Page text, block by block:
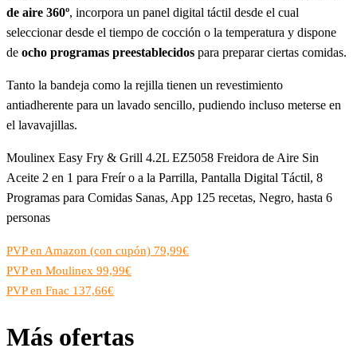
de aire 360º, incorpora un panel digital táctil desde el cual
seleccionar desde el tiempo de cocción o la temperatura y dispone
de ocho programas preestablecidos para preparar ciertas comidas.
Tanto la bandeja como la rejilla tienen un revestimiento
antiadherente para un lavado sencillo, pudiendo incluso meterse en
el lavavajillas.
Moulinex Easy Fry & Grill 4.2L EZ5058 Freidora de Aire Sin
Aceite 2 en 1 para Freír o a la Parrilla, Pantalla Digital Táctil, 8
Programas para Comidas Sanas, App 125 recetas, Negro, hasta 6
personas
PVP en Amazon (con cupón) 79,99€
PVP en Moulinex 99,99€
PVP en Fnac 137,66€
Más ofertas